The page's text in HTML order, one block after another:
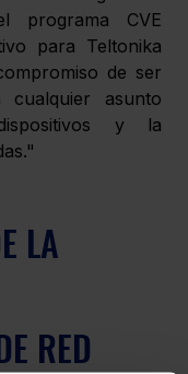
programa CVE
para Teltonika
de ser
cualquier asunto
y la
LA
RED